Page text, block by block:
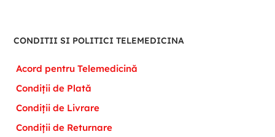
CONDITII SI POLITICI TELEMEDICINA
Acord pentru Telemedicină
Condiții de Plată
Condiții de Livrare
Condiții de Returnare